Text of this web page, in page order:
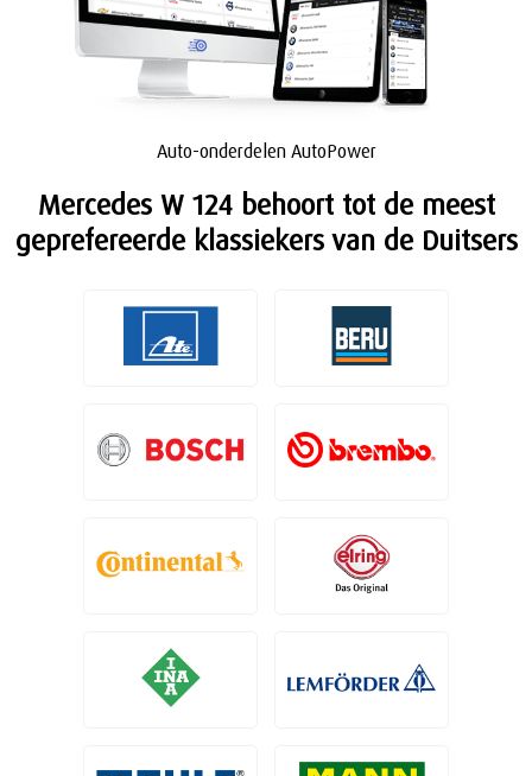
Auto-onderdelen AutoPower
Mercedes W 124 behoort tot de meest
geprefereerde klassiekers van de Duitsers